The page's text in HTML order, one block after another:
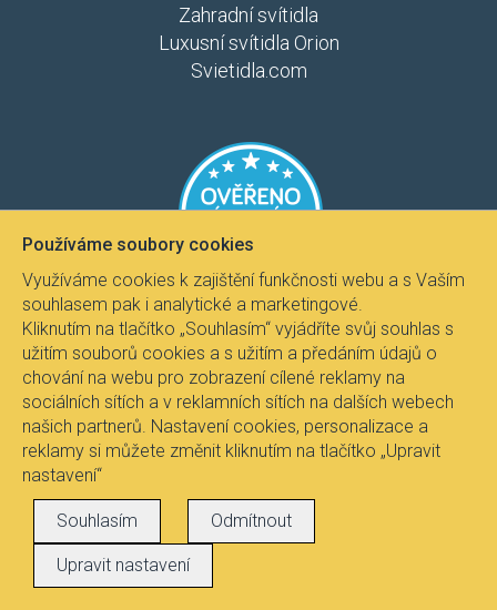
Zahradní svítidla
Luxusní svítidla Orion
Svietidla.com
​​​​
Používáme soubory cookies
Využíváme cookies k zajištění funkčnosti webu a s Vaším
souhlasem pak i analytické a marketingové.
Kliknutím na tlačítko „Souhlasím“ vyjádříte svůj souhlas s
užitím souborů cookies a s užitím a předáním údajů o
chování na webu pro zobrazení cílené reklamy na
sociálních sítích a v reklamních sítích na dalších webech
našich partnerů. Nastavení cookies, personalizace a
reklamy si můžete změnit kliknutím na tlačítko „Upravit
nastavení“
Souhlasím Odmítnout
Upravit nastavení